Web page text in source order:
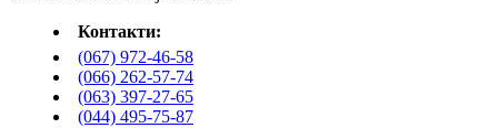
Контакти:
(067) 972-46-58
(066) 262-57-74
(063) 397-27-65
(044) 495-75-87